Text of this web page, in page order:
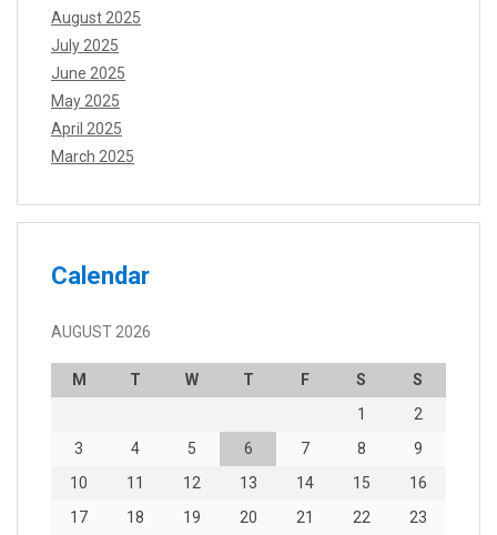
August 2025
July 2025
June 2025
May 2025
April 2025
March 2025
Calendar
AUGUST 2026
M T W T F S
S
1
2
3
4 5 6 7 8
9
10
11 12 13 14 15
16
17
18 19 20 21 22
23